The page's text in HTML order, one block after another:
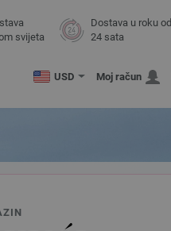
svijeta
Dostava u roku od
24 sata
USD Moj račun